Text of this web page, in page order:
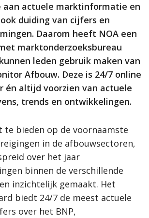
aan actuele marktinformatie en
duiding van cijfers en
Daarom heeft NOA een
marktonderzoeksbureau
leden gebruik maken van
Afbouw. Deze is 24/7 online
én altijd voorzien van actuele
trends en ontwikkelingen.
te bieden op de voornaamste
in de afbouwsectoren,
over het jaar
binnen de verschillende
inzichtelijk gemaakt. Het
biedt 24/7 de meest actuele
over het BNP,